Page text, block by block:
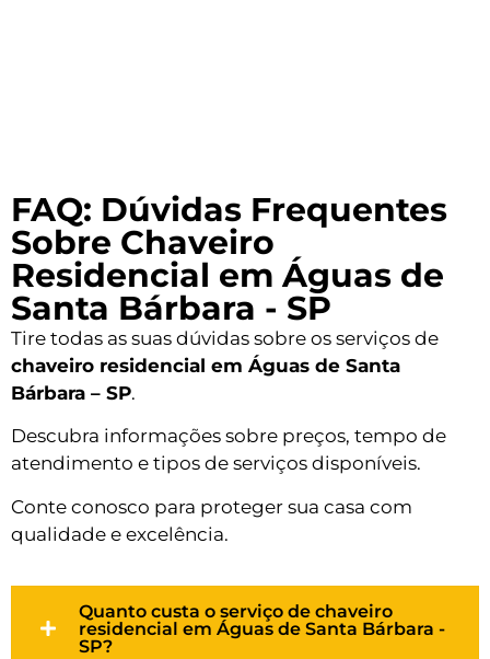
FAQ: Dúvidas Frequentes
Sobre Chaveiro
Residencial em Águas de
Santa Bárbara - SP
Tire todas as suas dúvidas sobre os serviços de
chaveiro residencial em Águas de Santa
Bárbara – SP.
Descubra informações sobre preços, tempo de
atendimento e tipos de serviços disponíveis.
Conte conosco para proteger sua casa com
qualidade e excelência.
Quanto custa o serviço de chaveiro
residencial em Águas de Santa Bárbara -
SP?